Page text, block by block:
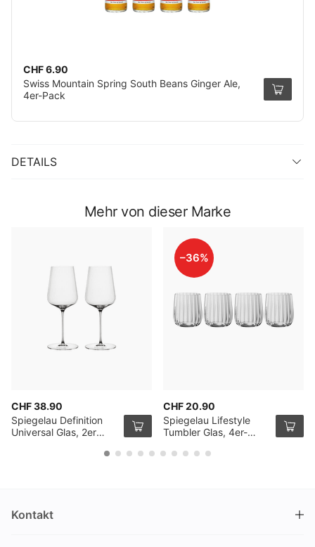
CHF 6.90
Swiss Mountain Spring South Beans Ginger Ale,
4er-Pack
DETAILS
Mehr von dieser Marke
CHF 38.90
Spiegelau Definition
Universal Glas, 2er
–36%
CHF 20.90
Spiegelau Lifestyle
Tumbler Glas, 4er-
Kontakt